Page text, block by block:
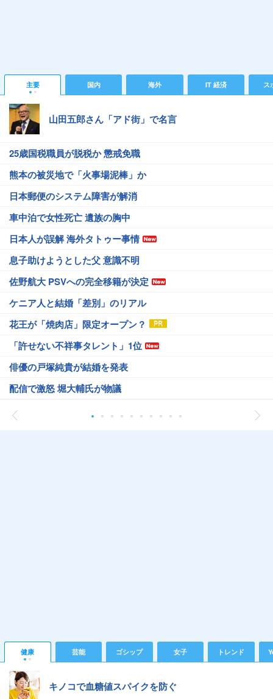
主要 国内 海外 IT 経済 ス
山田五郎さん「アド街」で名言
25歳国税職員が脱税か 懲戒免職
熊本の被災地で「火事場泥棒」か
日本郵便のシステム障害が解消
車中泊で女性死亡 遺族の胸中
日本人が誤解 海外タトゥー事情
息子助けようとした父 意識不明
佐野航大 PSVへの完全移籍が決定
ケニア人と結婚「差別」のリアル
花王が「焼肉店」限定オープン？
「許せない不祥事タレント」1位
俳優の戸塚純貴が結婚を発表
配信で激怒 堀大輔氏が物議
健康 芸能 ゴシップ 女子 トレンド
キノコで血糖値スパイクを防ぐ